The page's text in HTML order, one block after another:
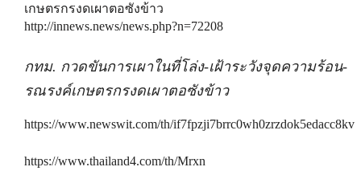
เกษตรกรงดเผาตอซังข้าว
http://innews.news/news.php?n=72208
กทม. กวดขันการเผาในที่โล่ง-เฝ้าระวังจุดความร้อน-
รณรงค์เกษตรกรงดเผาตอซังข้าว
https://www.newswit.com/th/if7fpzji7brrc0wh0zrzdok5edacc8kv
https://www.thailand4.com/th/Mrxn